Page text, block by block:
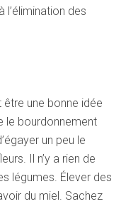
l’élimination des
être une bonne idée
le bourdonnement
un peu le
Il n’y a rien de
légumes. Élever des
du miel. Sachez